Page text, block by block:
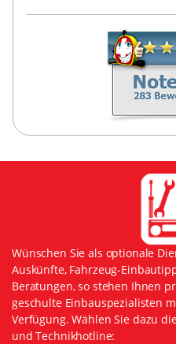
Wünschen Sie als optionale
Auskünfte, Fahrzeug-
Beratungen, so stehen Ihnen
geschulte Einbauspezialisten
Verfügung. Wählen Sie dazu
und Technikhotline: